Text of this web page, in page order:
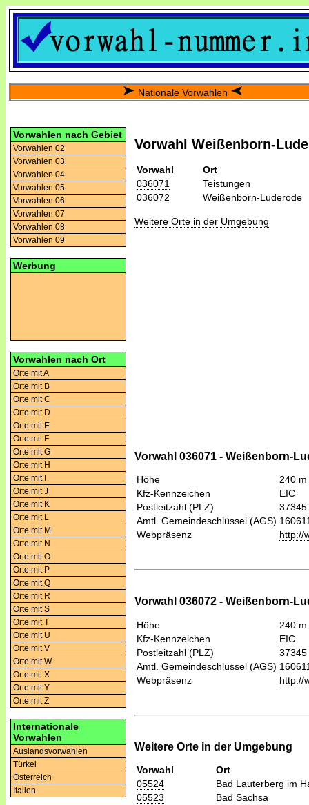
Nationale Vorwahlen
Vorwahlen nach Gebiet
Vorwahlen 02
Vorwahlen 03
Vorwahlen 04
Vorwahlen 05
Vorwahlen 06
Vorwahlen 07
Vorwahlen 08
Vorwahlen 09
Werbung
Vorwahlen nach Ort
Orte mit A
Orte mit B
Orte mit C
Orte mit D
Orte mit E
Orte mit F
Orte mit G
Orte mit H
Orte mit I
Orte mit J
Orte mit K
Orte mit L
Orte mit M
Orte mit N
Orte mit O
Orte mit P
Orte mit Q
Orte mit R
Orte mit S
Orte mit T
Orte mit U
Orte mit V
Orte mit W
Orte mit X
Orte mit Y
Orte mit Z
Internationale
Vorwahlen
Auslandsvorwahlen
Türkei
Österreich
Italien
Vorwahl Weißenborn-
Vorwahl
Ort
036071
Teistungen
036072
Weißenborn-Luderode
Weitere Orte in der Umgebung
Vorwahl 036071 - Weißenborn-
Höhe
240
Kfz-Kennzeichen
EIC
Postleitzahl (PLZ)
37345
Amtl. Gemeindeschlüssel (AGS)
Webpräsenz
http://
Vorwahl 036072 - Weißenborn-
Höhe
240
Kfz-Kennzeichen
EIC
Postleitzahl (PLZ)
37345
Amtl. Gemeindeschlüssel (AGS)
Webpräsenz
http://
Weitere Orte in der Umgebung
Vorwahl
Ort
05524
Bad Lauterberg im
05523
Bad Sachsa